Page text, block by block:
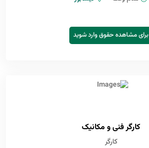
برای مشاهده حقوق وارد شوید
کارگر فنی و مکانیک
کارگر